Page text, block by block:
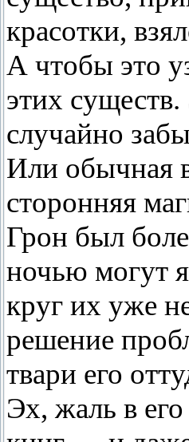
красотки,
А чтобы это
этих
случайно
Или обычная
сторонняя
Грон был
ночью могут
круг их уже
решение
твари его
Эх, жаль в